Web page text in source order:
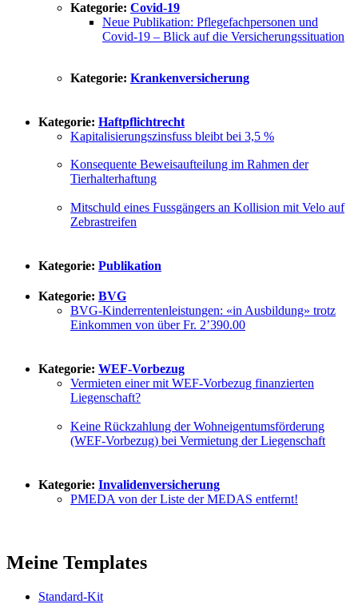
Kategorie: Covid-19
Neue Publikation: Pflegefachpersonen und
Covid-19 – Blick auf die Versicherungssituation
Kategorie: Krankenversicherung
Kategorie: Haftpflichtrecht
Kapitalisierungszinsfuss bleibt bei 3,5 %
Konsequente Beweisaufteilung im Rahmen der
Tierhalterhaftung
Mitschuld eines Fussgängers an Kollision mit Velo auf
Zebrastreifen
Kategorie: Publikation
Kategorie: BVG
BVG-Kinderrentenleistungen: «in Ausbildung» trotz
Einkommen von über Fr. 2’390.00
Kategorie: WEF-Vorbezug
Vermieten einer mit WEF-Vorbezug finanzierten
Liegenschaft?
Keine Rückzahlung der Wohneigentumsförderung
(WEF-Vorbezug) bei Vermietung der Liegenschaft
Kategorie: Invalidenversicherung
PMEDA von der Liste der MEDAS entfernt!
Meine Templates
Standard-Kit